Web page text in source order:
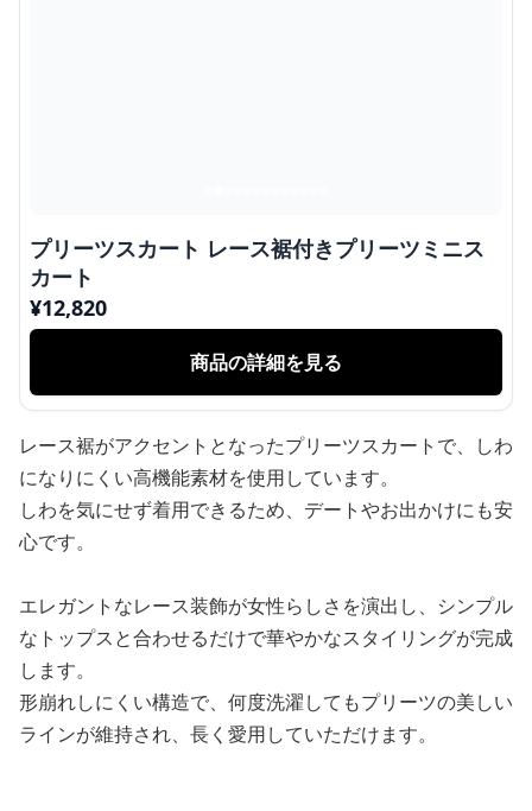
プリーツスカート レース裾付きプリーツミニス
カート
¥12,820
商品の詳細を見る
レース裾がアクセントとなったプリーツスカートで、しわ
になりにくい高機能素材を使用しています。
しわを気にせず着用できるため、デートやお出かけにも安
心です。
エレガントなレース装飾が女性らしさを演出し、シンプル
なトップスと合わせるだけで華やかなスタイリングが完成
します。
形崩れしにくい構造で、何度洗濯してもプリーツの美しい
ラインが維持され、長く愛用していただけます。